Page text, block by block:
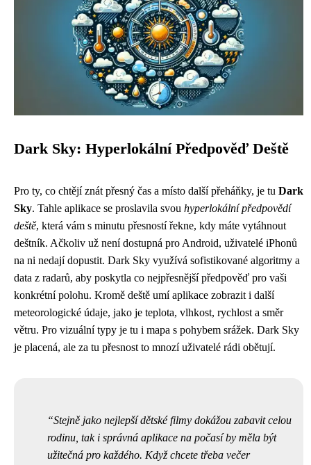
Dark Sky: Hyperlokální Předpověď Deště
Pro ty, co chtějí znát přesný čas a místo další přeháňky, je tu Dark
Sky. Tahle aplikace se proslavila svou hyperlokální předpovědí
deště, která vám s minutu přesností řekne, kdy máte vytáhnout
deštník. Ačkoliv už není dostupná pro Android, uživatelé iPhonů
na ni nedají dopustit. Dark Sky využívá sofistikované algoritmy a
data z radarů, aby poskytla co nejpřesnější předpověď pro vaši
konkrétní polohu. Kromě deště umí aplikace zobrazit i další
meteorologické údaje, jako je teplota, vlhkost, rychlost a směr
větru. Pro vizuální typy je tu i mapa s pohybem srážek. Dark Sky
je placená, ale za tu přesnost to mnozí uživatelé rádi obětují.
Stejně jako nejlepší dětské filmy dokážou zabavit celou
rodinu, tak i správná aplikace na počasí by měla být
užitečná pro každého. Když chcete třeba večer